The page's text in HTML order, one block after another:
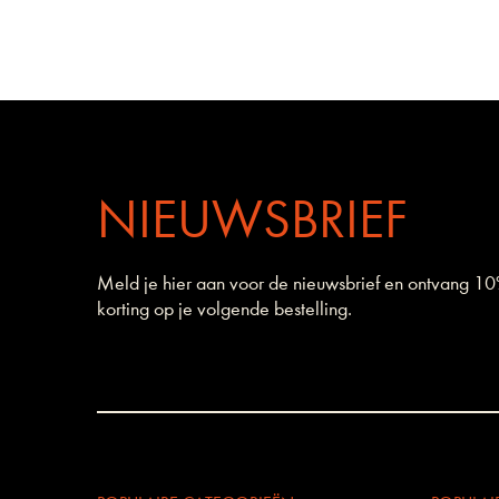
NIEUWSBRIEF
Meld je hier aan voor de nieuwsbrief en ontvang
korting op je volgende bestelling.